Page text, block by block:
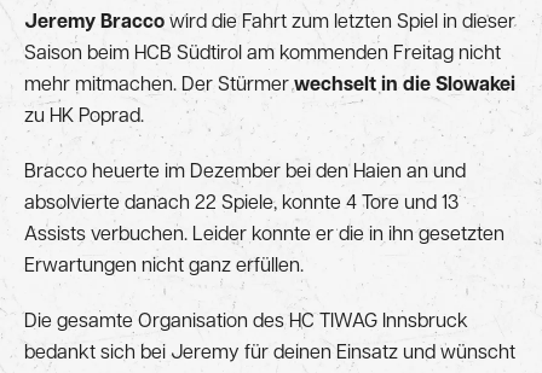
Jeremy Bracco wird die Fahrt zum letzten Spiel in dieser
Saison beim HCB Südtirol am kommenden Freitag nicht
mehr mitmachen. Der Stürmerwechselt in die Slowakei
zu HK Poprad.
Bracco heuerte im Dezember bei den Haien an und
absolvierte danach 22 Spiele, konnte 4 Tore und 13
Assists verbuchen. Leider konnte er die in ihn gesetzten
Erwartungen nicht ganz erfüllen.
Die gesamte Organisation des HC TIWAG Innsbruck
bedankt sich bei Jeremy für deinen Einsatz und wünscht